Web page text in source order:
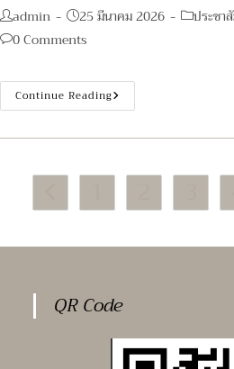
และ
สถาน
สมรรถนะ
Post
author:
admin
Post
published:
25 มีนาคม 2026
Postประชา
Post0 Comments
Continue Readingประกาศ
เรื่อง
สมัคร
เลือกสรร
กระทรวง
ใน
1
อัตรา
QR Code